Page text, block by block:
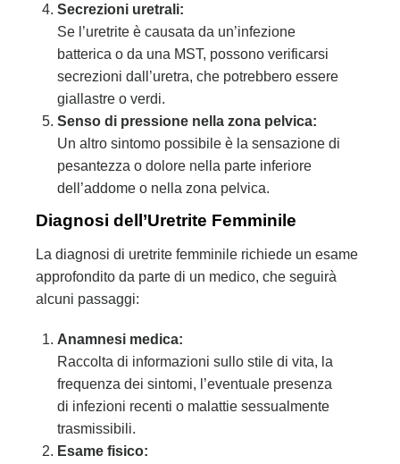
Secrezioni uretrali:
Se l’uretrite è causata da un’infezione
batterica o da una MST, possono verificarsi
secrezioni dall’uretra, che potrebbero essere
giallastre o verdi.
Senso di pressione nella zona pelvica:
Un altro sintomo possibile è la sensazione di
pesantezza o dolore nella parte inferiore
dell’addome o nella zona pelvica.
Diagnosi dell’Uretrite Femminile
La diagnosi di uretrite femminile richiede un esame
approfondito da parte di un medico, che seguirà
alcuni passaggi:
Anamnesi medica:
Raccolta di informazioni sullo stile di vita, la
frequenza dei sintomi, l’eventuale presenza
di infezioni recenti o malattie sessualmente
trasmissibili.
Esame fisico: